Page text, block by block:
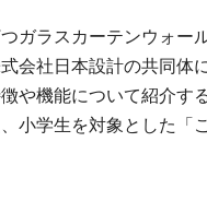
ガラスカーテンウォー
会社日本設計の共同体
や機能について紹介す
小学生を対象とした「